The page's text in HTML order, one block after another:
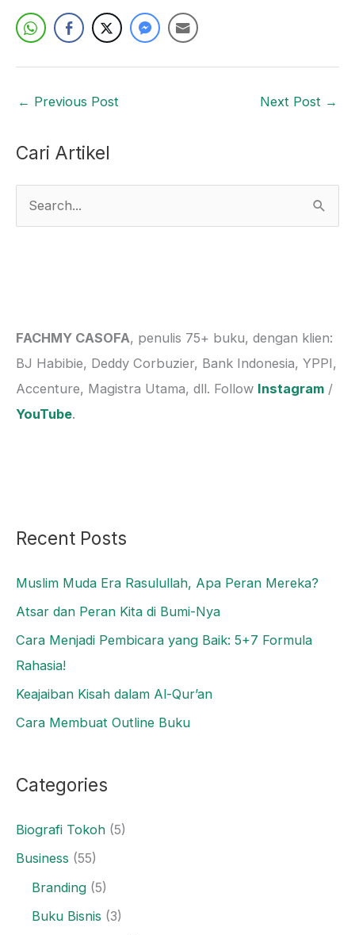
← Previous Post Next Post →
Cari Artikel
h
f
o
r
FACHMY CASOFA, penulis 75+ buku, dengan klien:
BJ Habibie, Deddy Corbuzier, Bank Indonesia, YPPI,
Accenture, Magistra Utama, dll. Follow Instagram /
YouTube.
Recent Posts
Muslim Muda Era Rasulullah, Apa Peran Mereka?
Atsar dan Peran Kita di Bumi-Nya
Cara Menjadi Pembicara yang Baik: 5+7 Formula
Rahasia!
Keajaiban Kisah dalam Al-Qur’an
Cara Membuat Outline Buku
Categories
Biografi Tokoh (5)
Business (55)
Branding (5)
Buku Bisnis (3)